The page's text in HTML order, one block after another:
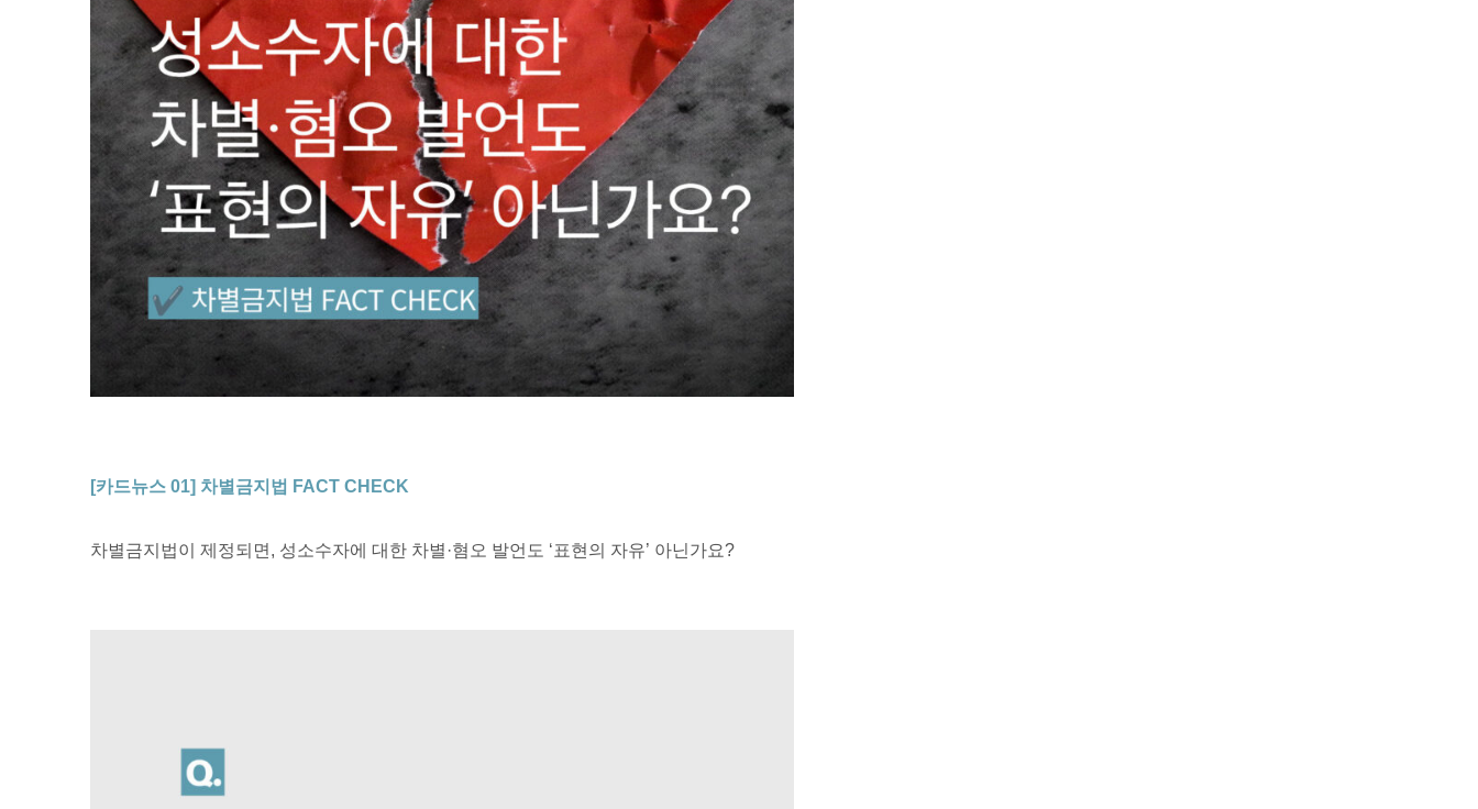
[카드뉴스 01] 차별금지법 FACT CHECK
차별금지법이 제정되면, 성소수자에 대한 차별·혐오 발언도 ‘표현의 자유’ 아닌가요?